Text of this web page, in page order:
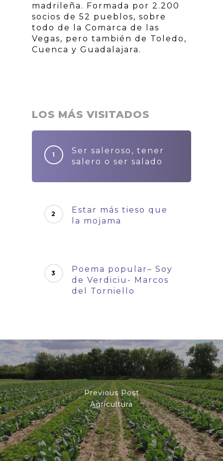
madrileña. Formada por 2.200
socios de 52 pueblos, sobre
todo de la Comarca de las
Vegas, pero también de Toledo,
Cuenca y Guadalajara.
LOS MÁS VISITADOS
Ser saleroso, tener
salero o ser salado
Estar más tieso que
la mojama
Poema popular– Soy
de Verdiciu- Marcos
del Torniello
Previous Post
Agricultura